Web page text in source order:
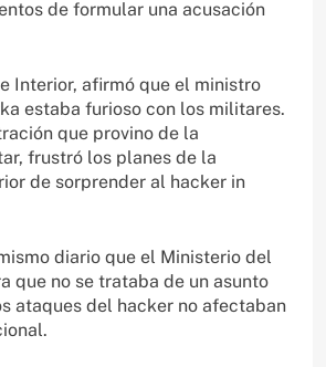
de formular una acusación
Interior, afirmó que el ministro
estaba furioso con los militares.
que provino de la
frustró los planes de la
de sorprender al hacker in
diario que el Ministerio del
que no se trataba de un asunto
ataques del hacker no afectaban